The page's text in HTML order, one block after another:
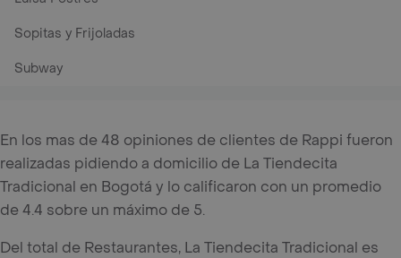
Sopitas y Frijoladas
Subway
En los mas de 48 opiniones de clientes de Rappi fueron
realizadas pidiendo a domicilio de La Tiendecita
Tradicional en Bogotá y lo calificaron con un promedio
de 4.4 sobre un máximo de 5.
Del total de Restaurantes, La Tiendecita Tradicional es